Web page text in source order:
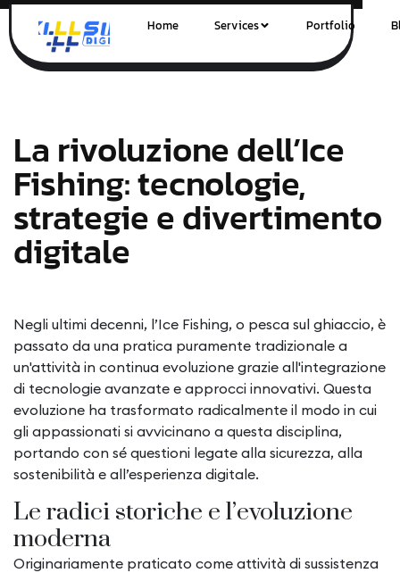
Home Services Portfolio
La rivoluzione dell’Ice
Fishing: tecnologie,
strategie e divertimento
digitale
Negli ultimi decenni, l’Ice Fishing, o pesca sul ghiaccio, è
passato da una pratica puramente tradizionale a
un'attività in continua evoluzione grazie all'integrazione
di tecnologie avanzate e approcci innovativi. Questa
evoluzione ha trasformato radicalmente il modo in cui
gli appassionati si avvicinano a questa disciplina,
portando con sé questioni legate alla sicurezza, alla
sostenibilità e all’esperienza digitale.
Le radici storiche e l’evoluzione
moderna
Originariamente praticato come attività di sussistenza